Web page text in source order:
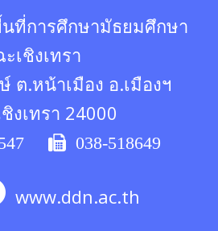
ที่การศึกษามัธยมศึกษา
ะเชิงเทรา
ต.หน้าเมือง อ.เมืองฯ
งเทรา 24000
038-518649
www.ddn.ac.th